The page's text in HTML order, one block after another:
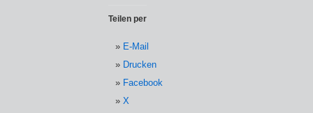
Teilen per
E-Mail
Drucken
Facebook
X